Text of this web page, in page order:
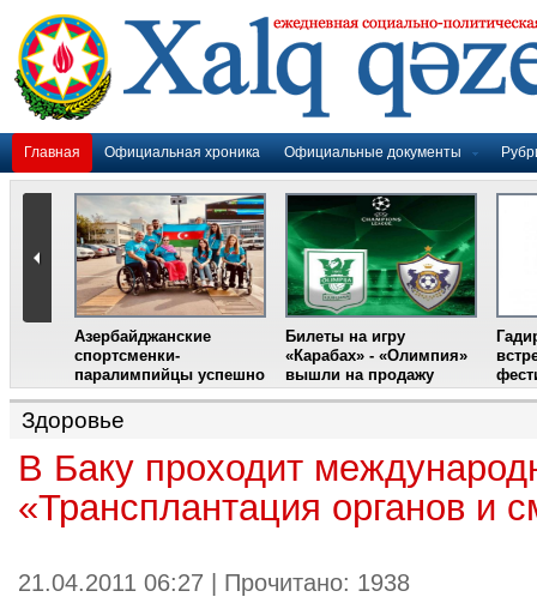
Главная Официальная хроника Официальные документы
Азербайджанские
спортсменки-
паралимпийцы успешно
выступили на III
Международном
фестивале парашютного
Билеты на игру
«Карабах» - «Олимпия»
вышли на продажу
Здоровье
В Баку проходит
«Трансплантация органов и
21.04.2011 06:27 | Прочитано: 1938